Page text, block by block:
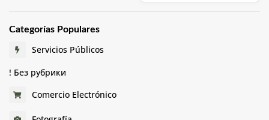
Categorías Populares
Servicios Públicos
! Без рубрики
Comercio Electrónico